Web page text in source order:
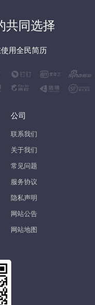
共同选择
用全民简历
公司
联系我们
关于我们
常见问题
服务协议
隐私声明
网站公告
网站地图